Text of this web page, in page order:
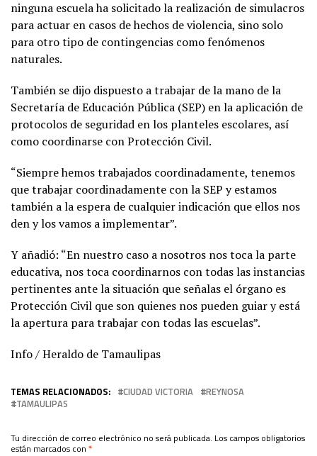
ninguna escuela ha solicitado la realización de simulacros
para actuar en casos de hechos de violencia, sino solo
para otro tipo de contingencias como fenómenos
naturales.
También se dijo dispuesto a trabajar de la mano de la
Secretaría de Educación Pública (SEP) en la aplicación de
protocolos de seguridad en los planteles escolares, así
como coordinarse con Protección Civil.
“Siempre hemos trabajados coordinadamente, tenemos
que trabajar coordinadamente con la SEP y estamos
también a la espera de cualquier indicación que ellos nos
den y los vamos a implementar”.
Y añadió: “En nuestro caso a nosotros nos toca la parte
educativa, nos toca coordinarnos con todas las instancias
pertinentes ante la situación que señalas el órgano es
Protección Civil que son quienes nos pueden guiar y está
la apertura para trabajar con todas las escuelas”.
Info / Heraldo de Tamaulipas
TEMAS RELACIONADOS: CIUDAD VICTORIA
REYNOSA
TAMAULIPAS
Tu dirección de correo electrónico no será publicada. Los campos obligatorios
están marcados con *